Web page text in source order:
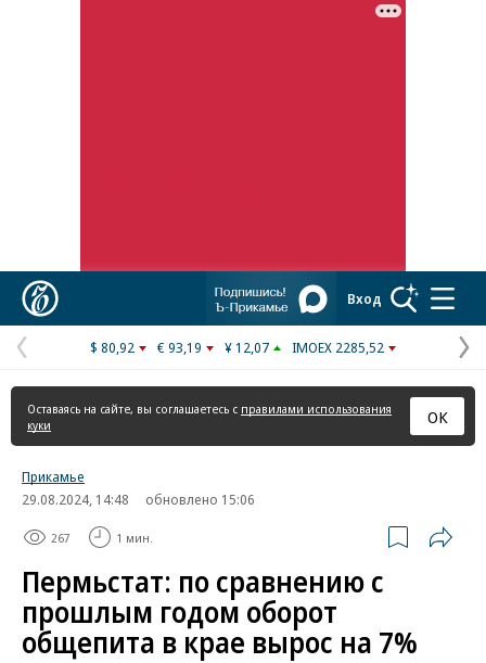
Вход
Предыдущая
страница
$ 80,92 € 93,19 ¥ 12,07 IMOEX 2285,52
Оставаясь на сайте, вы соглашаетесь с правилами использования
куки
ОК
Прикамье
29.08.2024, 14:48
обновлено 15:06
267 1 мин.
Пермьстат: по сравнению с
прошлым годом оборот
общепита в крае вырос на 7%